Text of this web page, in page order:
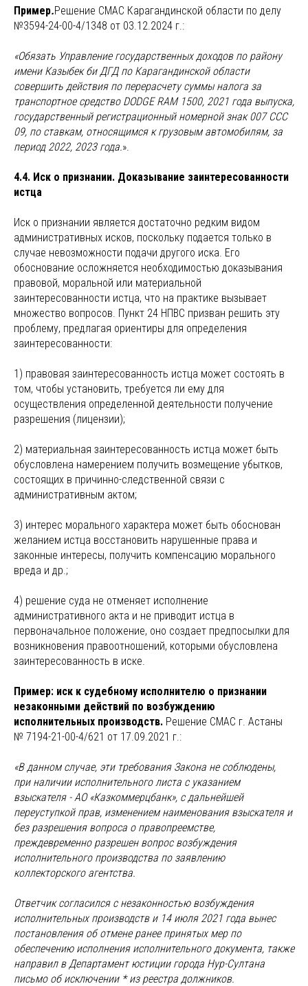
Пример.Решение СМАС Карагандинской области по делу
№3594-24-00-4/1348 от 03.12.2024 г.:
«Обязать Управление государственных доходов по району
имени Казыбек би ДГД по Карагандинской области
совершить действия по перерасчету суммы налога за
транспортное средство DODGE RAM 1500, 2021 года выпуска,
государственный регистрационный номерной знак 007 ССС
09, по ставкам, относящимся к грузовым автомобилям, за
период 2022, 2023 года.».
4.4. Иск о признании. Доказывание заинтересованности
истца
Иск о признании является достаточно редким видом
административных исков, поскольку подается только в
случае невозможности подачи другого иска. Его
обоснование осложняется необходимостью доказывания
правовой, моральной или материальной
заинтересованности истца, что на практике вызывает
множество вопросов. Пункт 24 НПВС призван решить эту
проблему, предлагая ориентиры для определения
заинтересованности:
1) правовая заинтересованность истца может состоять в
том, чтобы установить, требуется ли ему для
осуществления определенной деятельности получение
разрешения (лицензии);
2) материальная заинтересованность истца может быть
обусловлена намерением получить возмещение убытков,
состоящих в причинно-следственной связи с
административным актом;
3) интерес морального характера может быть обоснован
желанием истца восстановить нарушенные права и
законные интересы, получить компенсацию морального
вреда и др.;
4) решение суда не отменяет исполнение
административного акта и не приводит истца в
первоначальное положение, оно создает предпосылки для
возникновения правоотношений, которыми обусловлена
заинтересованность в иске.
Пример: иск к судебному исполнителю о признании
незаконными действий по возбуждению
исполнительных производств. Решение СМАС г. Астаны
№ 7194-21-00-4/621 от 17.09.2021 г.:
«В данном случае, эти требования Закона не соблюдены,
при наличии исполнительного листа с указанием
взыскателя - АО «Казкоммерцбанк», с дальнейшей
переуступкой прав, изменением наименования взыскателя и
без разрешения вопроса о правопреемстве,
преждевременно разрешен вопрос возбуждения
исполнительного производства по заявлению
коллекторского агентства.
Ответчик согласился с незаконностью возбуждения
исполнительных производств и 14 июля 2021 года вынес
постановления об отмене ранее принятых мер по
обеспечению исполнения исполнительного документа, также
направил в Департамент юстиции города Нур-Султана
письмо об исключении * из реестра должников.